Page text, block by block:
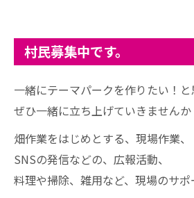
村民募集中です。
一緒にテーマパークを作りたい！と
ぜひ一緒に立ち上げていきませんか
畑作業をはじめとする、現場作業、
SNSの発信などの、広報活動、
料理や掃除、雑用など、現場のサポ